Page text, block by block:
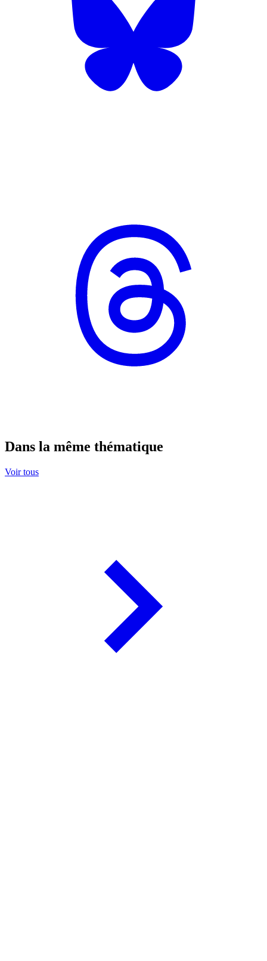
Dans la même thématique
Voir tous